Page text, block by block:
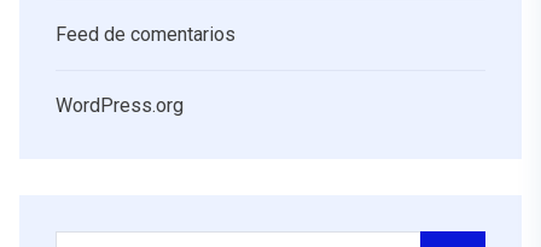
Feed de comentarios
WordPress.org